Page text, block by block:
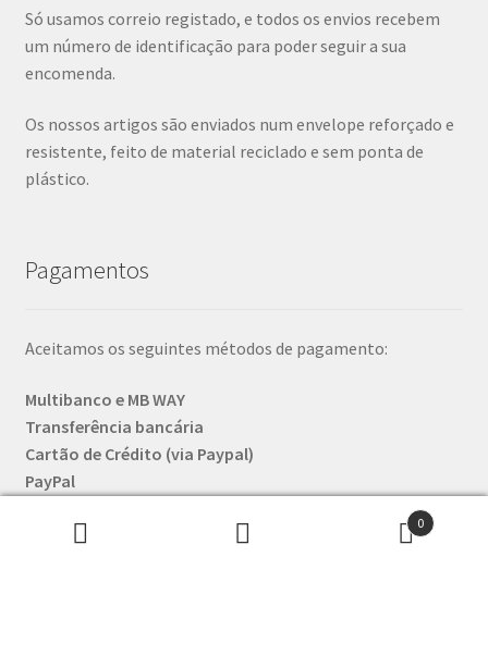
Só usamos correio registado, e todos os envios recebem
um número de identificação para poder seguir a sua
encomenda.
Os nossos artigos são enviados num envelope reforçado e
resistente, feito de material reciclado e sem ponta de
plástico.
Pagamentos
Aceitamos os seguintes métodos de pagamento:
Multibanco e MB WAY
Transferência bancária
Cartão de Crédito (via Paypal)
PayPal
Pesquisar
Pesquisa
0